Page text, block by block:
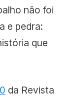
não foi
e pedra:
que
da Revista